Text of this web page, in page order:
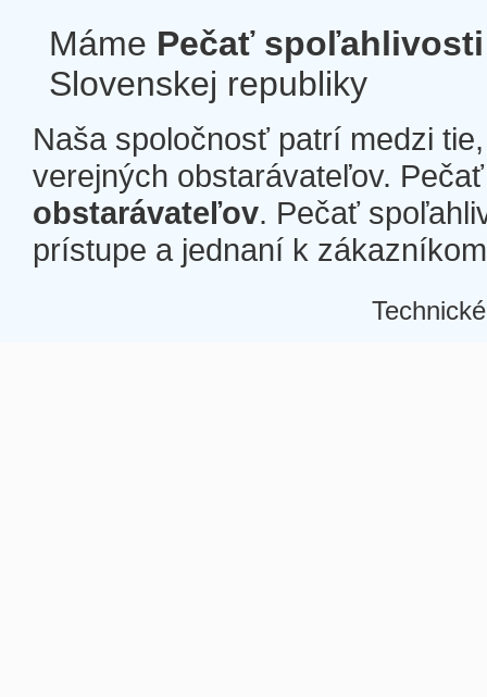
Máme Pečať spoľahlivosti
Slovenskej republiky
Naša spoločnosť patrí medzi
verejných obstarávateľov.
obstarávateľov. Pečať
prístupe a jednaní k